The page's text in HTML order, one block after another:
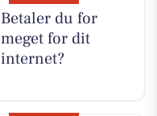
Betaler du for
meget for dit
internet?